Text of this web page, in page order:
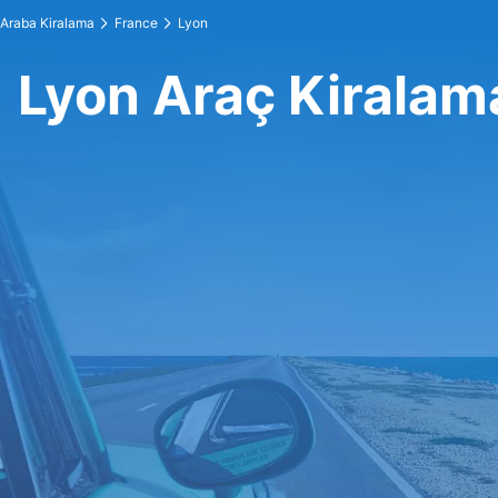
Araba Kiralama France Lyon
Lyon Araç